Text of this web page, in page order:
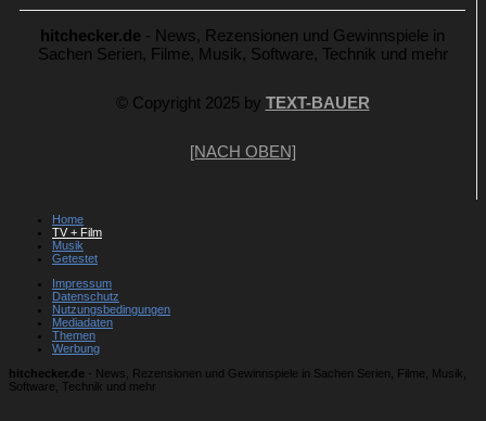
hitchecker.de - News, Rezensionen und Gewinnspiele in
Sachen Serien, Filme, Musik, Software, Technik und mehr
© Copyright 2025 by TEXT-BAUER
[NACH OBEN]
Home
TV + Film
Musik
Getestet
Impressum
Datenschutz
Nutzungsbedingungen
Mediadaten
Themen
Werbung
hitchecker.de - News, Rezensionen und Gewinnspiele in Sachen Serien, Filme, Musik,
Software, Technik und mehr